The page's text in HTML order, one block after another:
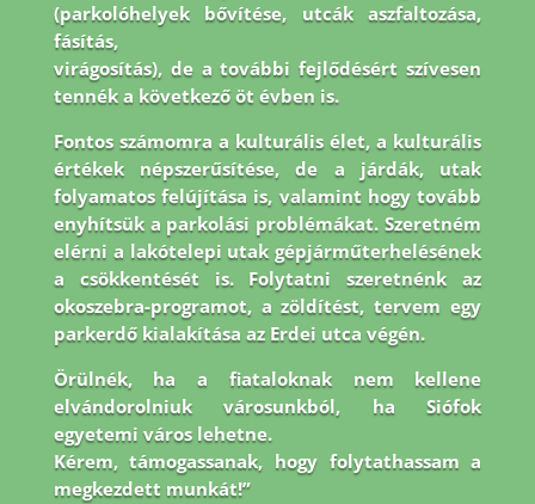
(parkolóhelyek bővítése, utcák aszfaltozása,
fásítás,
virágosítás), de a további fejlődésért szívesen
tennék a következő öt évben is.
Fontos számomra a kulturális élet, a kulturális
értékek népszerűsítése, de a járdák, utak
folyamatosfelújítása is, valamint hogy tovább
enyhítsük a parkolási problémákat. Szeretném
elérni a lakótelepi utak gépjárműterhelésének
a csökkentését is. Folytatni szeretnénk az
okoszebra-programot, a zöldítést, tervem egy
parkerdő kialakítása az Erdei utca végén.
Örülnék, ha a fiataloknak nem kellene
elvándorolniuk városunkból, ha Siófok
egyetemi város lehetne.
Kérem, támogassanak, hogy folytathassam a
megkezdett munkát!”